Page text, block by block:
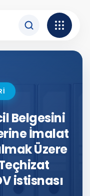
Belgesini
İmalat
Üzere
istisnası